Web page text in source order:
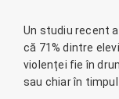
Un studiu recent
că 71% dintre
violenței fie în
sau chiar în